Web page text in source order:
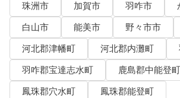
珠洲市
加賀市 羽咋市
白山市
能美市 野々市市
河北郡津幡町
河北郡内灘町
羽咋郡宝達志水町
鹿島郡中能登町
鳳珠郡穴水町
鳳珠郡能登町